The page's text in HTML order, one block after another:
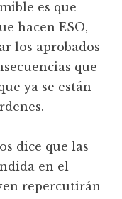
es que
hacen ESO,
los aprobados
que
ya se están
dice que las
en el
repercutirán